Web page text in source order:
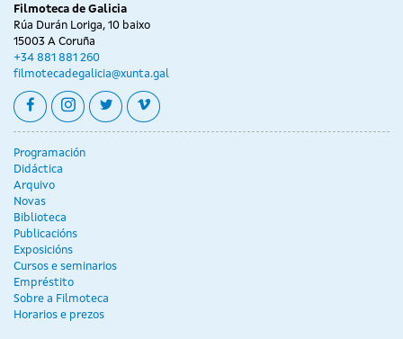
Filmoteca de Galicia
Rúa Durán Loriga, 10 baixo
15003 A Coruña
+34 881 881 260
filmotecadegalicia@xunta.gal
facebookinstagram
twittervimeo
Programación
Didáctica
Arquivo
Novas
Biblioteca
Publicacións
Exposicións
Cursos e seminarios
Empréstito
Sobre a Filmoteca
Horarios e prezos